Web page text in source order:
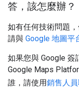
答，該怎麼辦？
如有任何技術問題
請與 Google 地圖平
如果您與 Google 簽
Google Maps
誰，請使用銷售人